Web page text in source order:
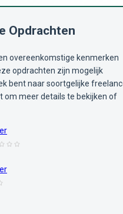
Opdrachten
overeenkomstige kenmerken
opdrachten zijn mogelijk
bent naar soortgelijke
om meer details te bekijken of